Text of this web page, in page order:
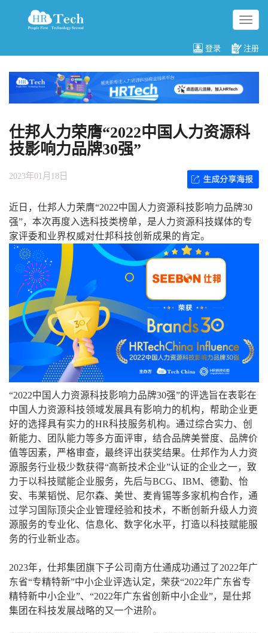
切
换
航
登录 注册
仕邦人力荣膺“2022中国人力资源科
技影响力品牌30强”
2023年01月18日
近日，仕邦人力荣膺“2022中国人力资源科技影响力品牌30
强”，本次再度入选科技类榜单，是人力资源科技媒体的专
家评委和业界权威对仕邦科技创新成果的肯定。
“2022中国人力资源科技影响力品牌30强”的评选旨在表彰在
中国人力资源科技领域发展具有影响力的机构，帮助企业更
好的选择具有实力的HR科技服务机构。通过综合实力、创
新能力、团队能力等多方面评审，结合品牌美誉度、品牌价
值等因素，严格审查，最终评出获奖结果。仕邦作为人力资
源服务行业极少数获得“高新技术企业”认证的企业之一，致
力于以科技赋能企业服务，先后与BCG、IBM、德勤、怡
安、韦莱韬悦、尼尔森、美世、麦肯锡等多家机构合作，通
过学习国际顶尖企业管理经验和技术，不断创新升级人力资
源服务的专业化、信息化、数字化水平，打造以科技赋能服
务的行业新业态。
2023年，仕邦集团旗下子公司南方仕通成功通过了2022年广
东省“专精特新”中小企业评选认定，荣获“2022年广东省专
精特新中小企业”、“2022年广东省创新中小企业”，是仕邦
集团在科技发展战略的又一个进阶。